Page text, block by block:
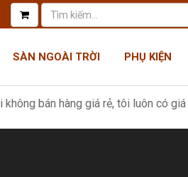
SÀN NGOÀI TRỜI PHỤ KIỆN
hàng giá rẻ, tôi luôn có giá tốt nhất,